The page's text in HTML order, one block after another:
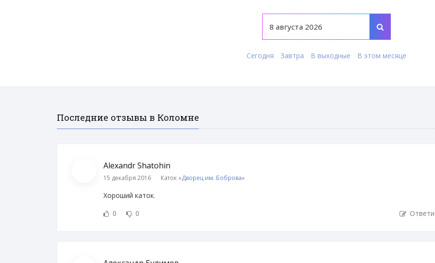
Сегодня Завтра В выходные В этом месяце
Последние отзывы в Коломне
Alexandr Shatohin
15 декабря 2016 Каток «Дворец им. Боброва»
Хороший каток.
0
0